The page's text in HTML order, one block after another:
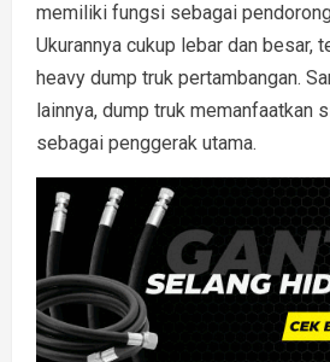
memiliki fungsi sebagai
Ukurannya cukup lebar dan besar,
heavy dump truk pertambangan.
lainnya, dump truk memanfaatkan
sebagai penggerak utama.